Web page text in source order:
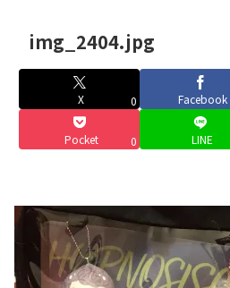
img_2404.jpg
X 0 Facebook
Pocket 0 LINE